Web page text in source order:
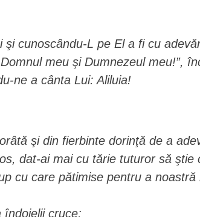
cunoscându-L pe El a fi cu
meu şi Dumnezeul meu!”,
ne a cânta Lui: Aliluia!
şi din fierbinte dorinţă de a
dat-ai mai cu tărie tuturor să ştie
cu care pătimise pentru a
îndoielii cruce;